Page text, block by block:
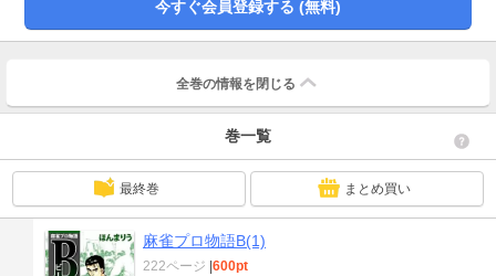
今すぐ会員登録する (無料)
全巻の情報を 閉じる
巻一覧
最終巻 まとめ買い
麻雀プロ物語B(1)
222ページ |600pt